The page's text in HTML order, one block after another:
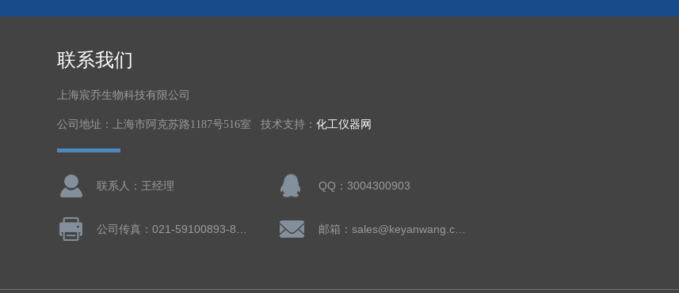
联系我们
上海宸乔生物科技有限公司
公司地址：上海市阿克苏路1187号516室 技术支持： 化工仪器网
联系人：王经理 QQ：3004300903